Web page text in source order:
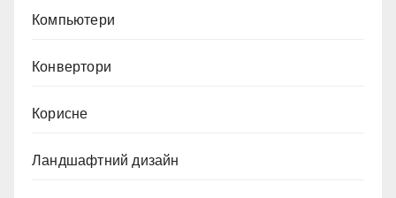
Компьютери
Конвертори
Корисне
Ландшафтний дизайн